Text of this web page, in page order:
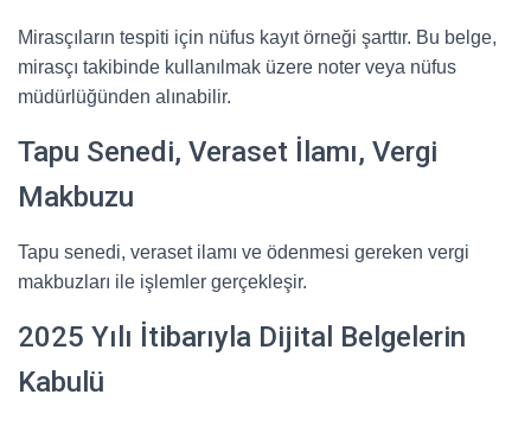
Mirasçıların tespiti için nüfus kayıt örneği şarttır. Bu belge,
mirasçı takibinde kullanılmak üzere noter veya nüfus
müdürlüğünden alınabilir.
Tapu Senedi, Veraset İlamı, Vergi
Makbuzu
Tapu senedi, veraset ilamı ve ödenmesi gereken vergi
makbuzları ile işlemler gerçekleşir.
2025 Yılı İtibarıyla Dijital Belgelerin
Kabulü